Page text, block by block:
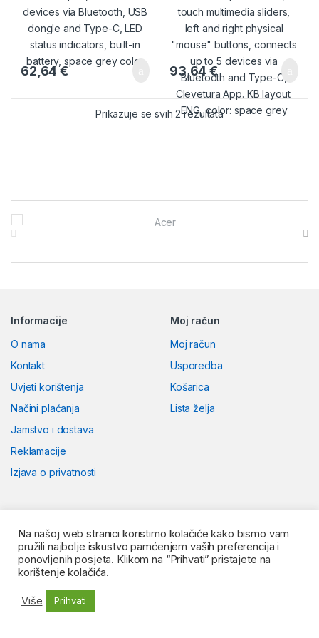
62,64€ 93,64€
Prikazuje se svih 2 rezultata
Brands Carousel
Informacije
O nama
Kontakt
Uvjeti korištenja
Načini plaćanja
Jamstvo i dostava
Reklamacije
Izjava o privatnosti
Moj račun
Moj račun
Usporedba
Košarica
Lista želja
Na našoj web stranici koristimo kolačiće kako bismo vam
pružili najbolje iskustvo pamćenjem vaših preferencija i
ponovljenih posjeta. Klikom na “Prihvati” pristajete na
korištenje kolačića.
Više Prihvati